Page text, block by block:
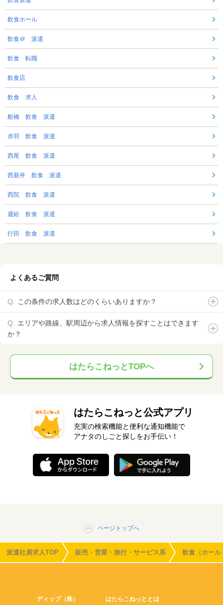
飲食ホール
飲食＠ 派遣
飲食 転職
飲食店
飲食 求人
船橋 飲食 派遣
赤羽 飲食 派遣
西尾 飲食 派遣
西新井 飲食 派遣
西院 飲食 派遣
週給 飲食 派遣
行田 飲食 派遣
よくあるご質問
この条件の求人数はどのくらいありますか？
エリアや路線、駅周辺から求人情報を探すことはできます
か？
はたらこねっとTOPへ
はたらこねっと公式アプリ
充実の検索機能と便利な通知機能で
アナタのしごと探しをお手伝い！
ページトップへ
派遣社員求人TOP 販売・営業・旅行・サービス系 飲食（ホール
ディップ（株） はたらこねっととは